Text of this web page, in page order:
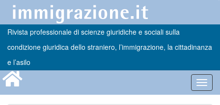
Rivista professionale di scienze giuridiche e sociali sulla
condizione giuridica dello straniero, l’immigrazione, la cittadinanza
e l’asilo